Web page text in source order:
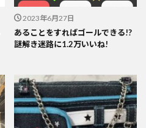
2023年6月27日
あることをすればゴールできる!?
謎解き迷路に1.2万いいね!